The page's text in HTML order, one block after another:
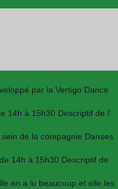
par la Vertigo Dance
14h à 15h30 Descriptif de l’
de la compagnie Danses
14h à 15h30 Descriptif de
en a lu beaucoup et elle les